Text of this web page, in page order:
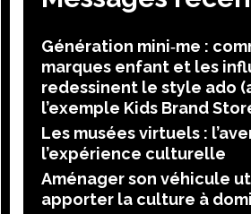
Génération mini‑me :
marques enfant et les
redessinent le style ado
l’exemple Kids Brand
Les musées virtuels :
l’expérience culturelle
Aménager son véhicule
apporter la culture à